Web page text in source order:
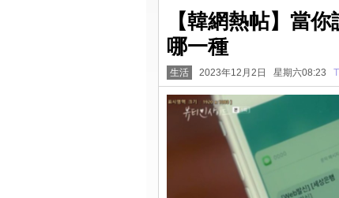
【韓網熱帖】當
哪一種
生活 2023年12月2日 星期六08:23